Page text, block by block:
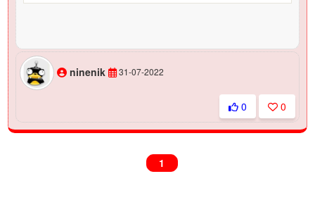
ninenik 31-07-2022
0 0
1